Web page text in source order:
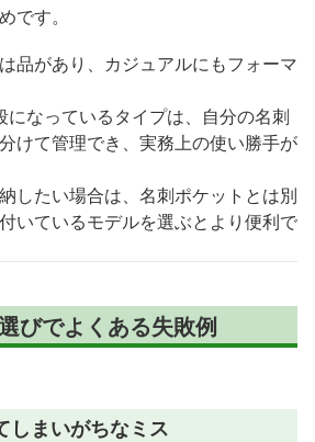
です。
品があり、カジュアルにもフォーマ
になっているタイプは、自分の名刺
けて管理でき、実務上の使い勝手が
したい場合は、名刺ポケットとは別
いているモデルを選ぶとより便利で
びでよくある失敗例
しまいがちなミス